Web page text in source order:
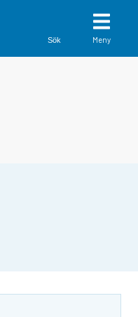
Sök Meny